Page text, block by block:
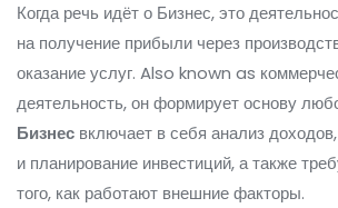
Когда речь идёт о Бизнес,это
на получение прибыли через
оказание услуг. Also known as
деятельность, он формирует основу
Бизнес включает в себя анализ
и планирование инвестиций, а также
того, как работают внешние факторы.